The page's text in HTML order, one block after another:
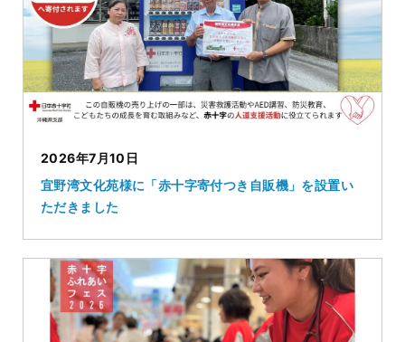
2026年7月10日
宜野湾文化苑様に「赤十字寄付つき自販機」を設置い
ただきました